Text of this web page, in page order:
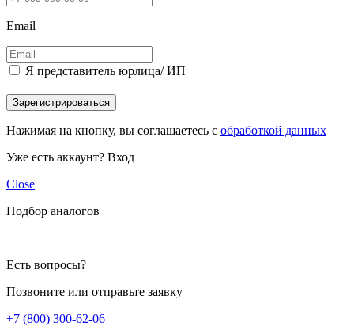
Email
Я представитель юрлица/ ИП
Зарегистрироваться
Нажимая на кнопку, вы соглашаетесь с обработкой данных
Уже есть аккаунт? Вход
Close
Подбор аналогов
Есть вопросы?
Позвоните или отправьте заявку
+7 (800) 300-62-06